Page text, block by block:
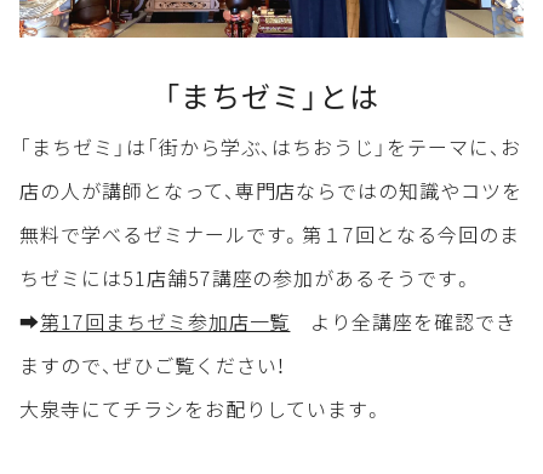
「まちゼミ」とは
「まちゼミ」は「街から学ぶ、はちおうじ」をテーマに、お
店の人が講師となって、専門店ならではの知識やコツを
無料で学べるゼミナールです。第１7回となる今回のま
ちゼミには51店舗57講座の参加があるそうです。
➡第17回まちゼミ参加店一覧 より全講座を確認でき
ますので、ぜひご覧ください！
大泉寺にてチラシをお配りしています。